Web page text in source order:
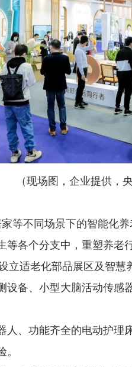
（现场图，企业提供，
等不同场景下的智能化
各个分支中，重塑养老
立适老化部品展区及智慧
备、小型大脑活动传
、功能齐全的电动护